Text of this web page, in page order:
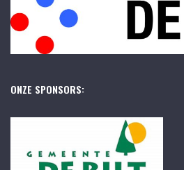
ONZE SPONSORS: